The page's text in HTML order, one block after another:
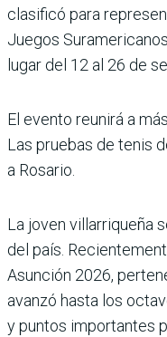
clasificó para
Juegos
lugar del 12 al 26 de
El evento reunirá a
Las pruebas de tenis
a Rosario.
La joven villarriqueña
del país.
Asunción 2026,
avanzó hasta los
y puntos importantes